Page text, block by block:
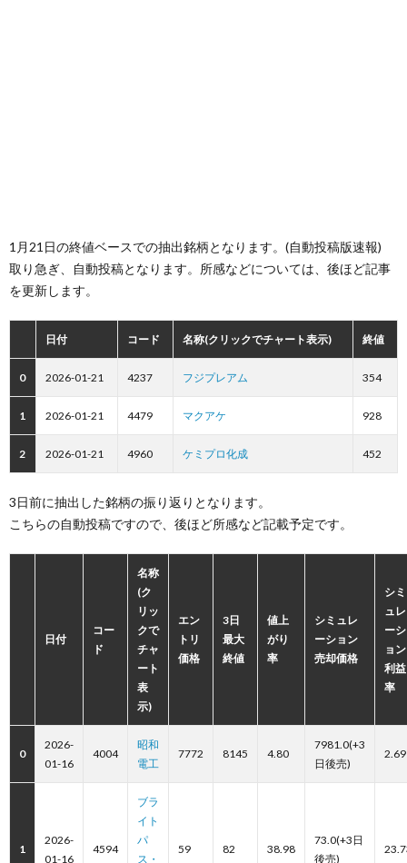
1月21日の終値ベースでの抽出銘柄となります。(自動投稿版速報)
取り急ぎ、自動投稿となります。所感などについては、後ほど記事
を更新します。
日付 コード 名称(クリックでチャート表示) 終値
0 2026-01-21 4237 フジプレアム 354
1 2026-01-21 4479 マクアケ 928
2 2026-01-21 4960 ケミプロ化成 452
3日前に抽出した銘柄の振り返りとなります。
こちらの自動投稿ですので、後ほど所感など記載予定です。
日付
コー
ド
名称
(ク
リッ
クで
チャ
ート
表
示)
エン
トリ
価格
3日
最大
終値
値上
がり
率
シミュレ
ーション
売却価格
シミ
ュレ
ーシ
ョン
利益
率
0
2026-
01-16
4004
昭和
電工
7772 8145 4.80
7981.0(+3
日後売)
2.69
1
2026-
01-16
4594
ブラ
イト
パ
ス・
59 82 38.98
73.0(+3日
後売)